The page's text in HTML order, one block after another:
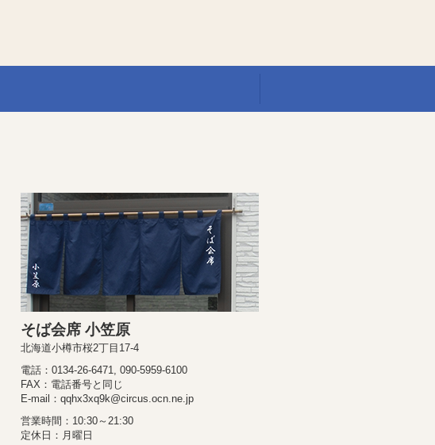
そば会席 小笠原
北海道小樽市桜2丁目17-4
電話：0134-26-6471, 090-5959-6100
FAX：電話番号と同じ
E-mail：qqhx3xq9k@circus.ocn.ne.jp
営業時間：10:30～21:30
定休日：月曜日